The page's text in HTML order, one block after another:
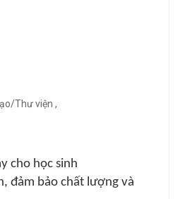
Thư viện ,
cho học sinh
đảm bảo chất lượng và